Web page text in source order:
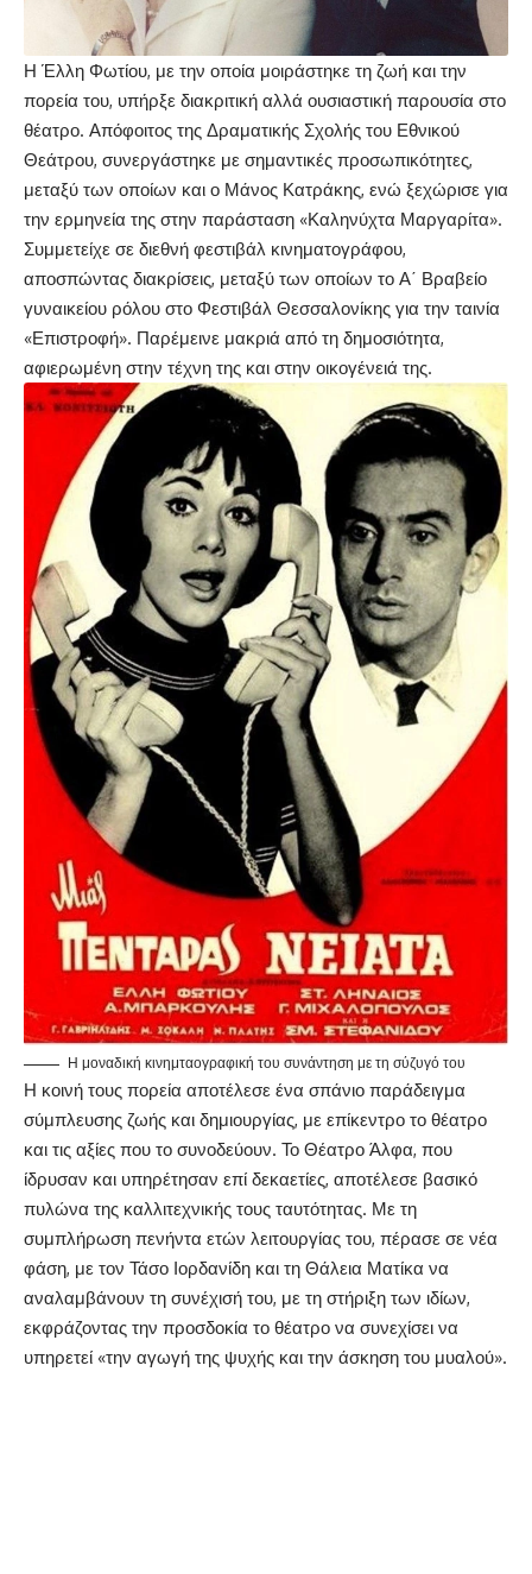
Η Έλλη Φωτίου, με την οποία μοιράστηκε τη ζωή και την
πορεία του, υπήρξε διακριτική αλλά ουσιαστική παρουσία στο
θέατρο. Απόφοιτος της Δραματικής Σχολής του Εθνικού
Θεάτρου, συνεργάστηκε με σημαντικές προσωπικότητες,
μεταξύ των οποίων και ο Μάνος Κατράκης, ενώ ξεχώρισε για
την ερμηνεία της στην παράσταση «Καληνύχτα Μαργαρίτα».
Συμμετείχε σε διεθνή φεστιβάλ κινηματογράφου,
αποσπώντας διακρίσεις, μεταξύ των οποίων το Α΄ Βραβείο
γυναικείου ρόλου στο Φεστιβάλ Θεσσαλονίκης για την ταινία
«Επιστροφή». Παρέμεινε μακριά από τη δημοσιότητα,
αφιερωμένη στην τέχνη της και στην οικογένειά της.
Η μοναδική κινημταογραφική του συνάντηση με τη σύζυγό του
Η κοινή τους πορεία αποτέλεσε ένα σπάνιο παράδειγμα
σύμπλευσης ζωής και δημιουργίας, με επίκεντρο το θέατρο
και τις αξίες που το συνοδεύουν. Το Θέατρο Άλφα, που
ίδρυσαν και υπηρέτησαν επί δεκαετίες, αποτέλεσε βασικό
πυλώνα της καλλιτεχνικής τους ταυτότητας. Με τη
συμπλήρωση πενήντα ετών λειτουργίας του, πέρασε σε νέα
φάση, με τον Τάσο Ιορδανίδη και τη Θάλεια Ματίκα να
αναλαμβάνουν τη συνέχισή του, με τη στήριξη των ιδίων,
εκφράζοντας την προσδοκία το θέατρο να συνεχίσει να
υπηρετεί «την αγωγή της ψυχής και την άσκηση του μυαλού».